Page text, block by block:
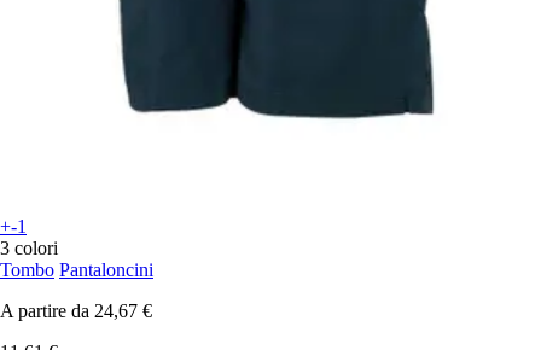
+-1
3 colori
Tombo Pantaloncini
A partire da 24,67 €